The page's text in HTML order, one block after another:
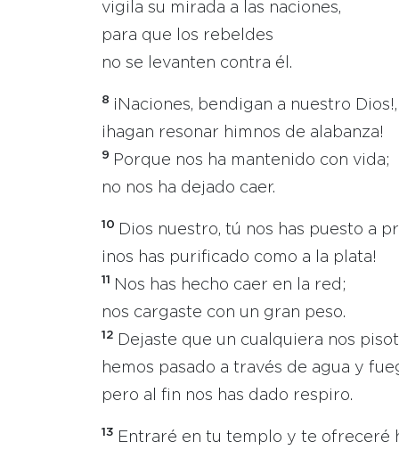
vigila su mirada a las naciones,
para que los rebeldes
no se levanten contra él.
8 ¡Naciones, bendigan a nuestro Dios!,
¡hagan resonar himnos de alabanza!
9
Porque nos ha mantenido con vida;
no nos ha dejado caer.
10
Dios nuestro, tú nos has puesto a
¡nos has purificado como a la plata!
11
Nos has hecho caer en la red;
nos cargaste con un gran peso.
12
Dejaste que un cualquiera nos
hemos pasado a través de agua y
pero al fin nos has dado respiro.
13
Entraré en tu templo y te ofreceré